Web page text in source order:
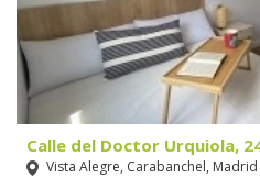
Calle del Doctor Urquiola,
Vista Alegre, Carabanchel, Madrid